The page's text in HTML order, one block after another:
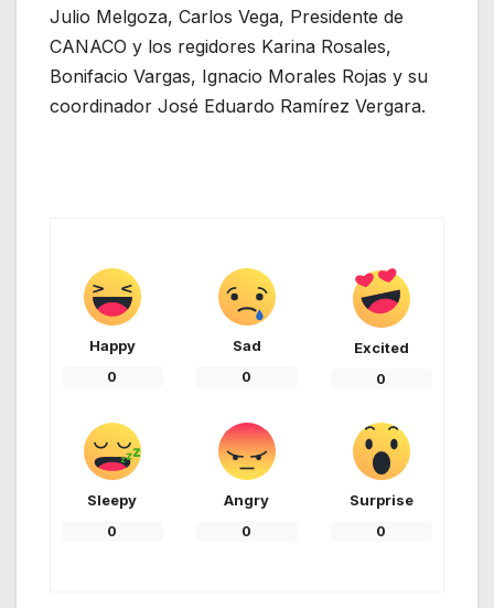
Julio Melgoza, Carlos Vega, Presidente de
CANACO y los regidores Karina Rosales,
Bonifacio Vargas, Ignacio Morales Rojas y su
coordinador José Eduardo Ramírez Vergara.
Happy
0
Sad
0
Excited
0
Sleepy
0
Angry
0
Surprise
0